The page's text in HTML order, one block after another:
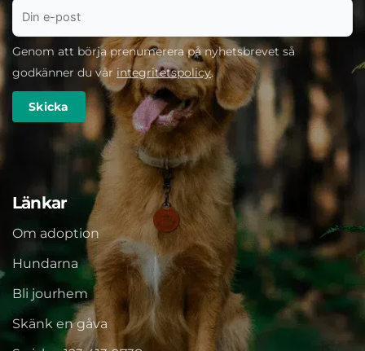
Länkar
Om adoption
Hundarna
Bli jourhem
Skänk en gåva
Genom att börja prenumerera på nyhetsbrevet så
godkänner du vår integritetspolicy.